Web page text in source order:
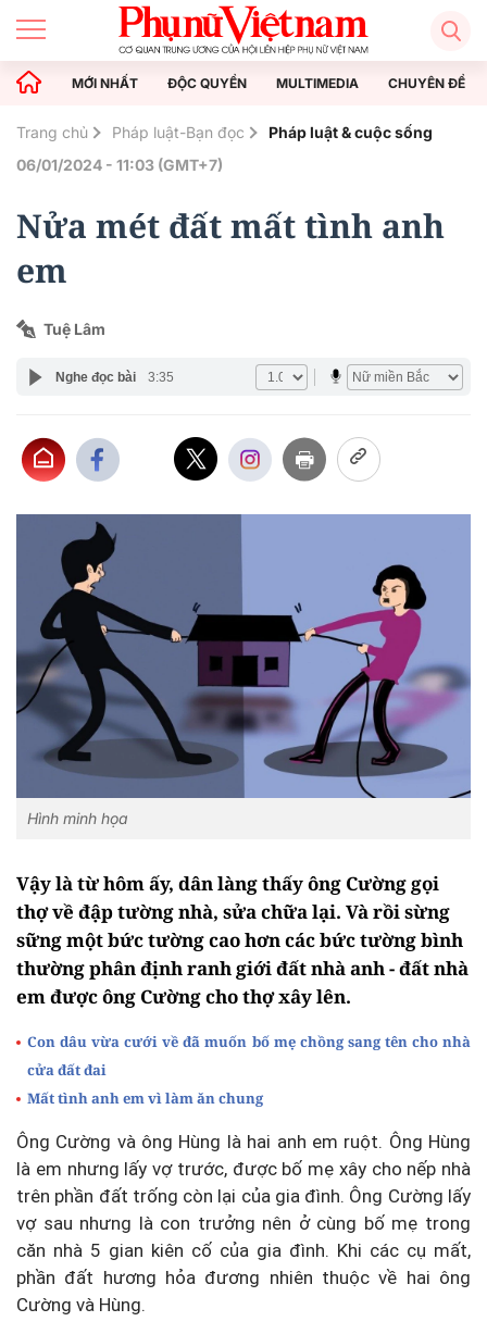
MỚI NHẤT ĐỘC QUYỀN MULTIMEDIA CHUYÊN ĐỀ
Trang chủ Pháp luật-Bạn đọc
Pháp luật & cuộc sống
06/01/2024 - 11:03 (GMT+7)
Nửa mét đất mất tình anh
em
Tuệ Lâm
Nghe đọc bài 3:35
Hình minh họa
Vậy là từ hôm ấy, dân làng thấy ông Cường gọi
thợ về đập tường nhà, sửa chữa lại. Và rồi sừng
sững một bức tường cao hơn các bức tường bình
thường phân định ranh giới đất nhà anh - đất nhà
em được ông Cường cho thợ xây lên.
Con dâu vừa cưới về đã muốn bố mẹ chồng sang tên cho nhà
cửa đất đai
Mất tình anh em vì làm ăn chung
Ông Cường và ông Hùng là hai anh em ruột. Ông Hùng
là em nhưng lấy vợ trước, được bố mẹ xây cho nếp nhà
trên phần đất trống còn lại của gia đình. Ông Cường lấy
vợ sau nhưng là con trưởng nên ở cùng bố mẹ trong
căn nhà 5 gian kiên cố của gia đình. Khi các cụ mất,
phần đất hương hỏa đương nhiên thuộc về hai ông
Cường và Hùng.